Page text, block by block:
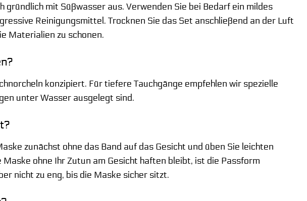
gründlich mit Süßwasser aus. Verwenden Sie bei Bedarf ein mildes
Reinigungsmittel. Trocknen Sie das Set anschließend an der Luft
Materialien zu schonen.
konzipiert. Für tiefere Tauchgänge empfehlen wir spezielle
unter Wasser ausgelegt sind.
zunächst ohne das Band auf das Gesicht und üben Sie leichten
ohne Ihr Zutun am Gesicht haften bleibt, ist die Passform
nicht zu eng, bis die Maske sicher sitzt.